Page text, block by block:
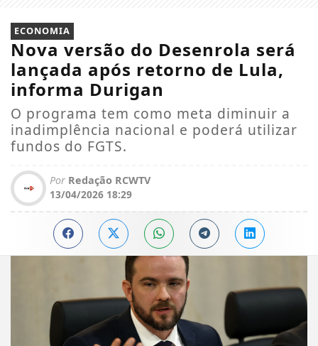
ECONOMIA
Nova versão do Desenrola será
lançada após retorno de Lula,
informa Durigan
O programa tem como meta diminuir a
inadimplência nacional e poderá utilizar
fundos do FGTS.
Por Redação RCWTV
13/04/2026 18:29